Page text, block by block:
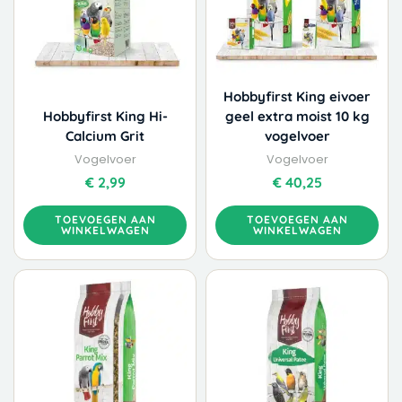
Hobbyfirst King Hi-
Calcium Grit
Vogelvoer
€2,99
TOEVOEGEN AAN
WINKELWAGEN
Hobbyfirst King eivoer
geel extra moist 10 kg
vogelvoer
Vogelvoer
€40,25
TOEVOEGEN AAN
WINKELWAGEN